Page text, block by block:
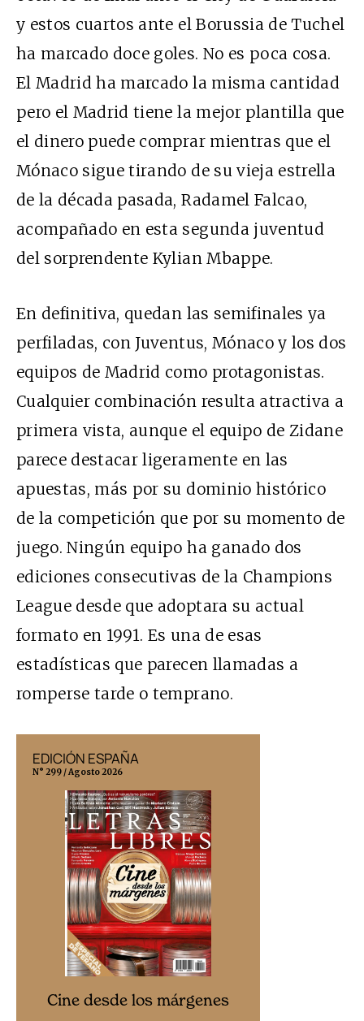
y estos cuartos ante el Borussia de Tuchel
ha marcado doce goles. No es poca cosa.
El Madrid ha marcado la misma cantidad
pero el Madrid tiene la mejor plantilla que
el dinero puede comprar mientras que el
Mónaco sigue tirando de su vieja estrella
de la década pasada, Radamel Falcao,
acompañado en esta segunda juventud
del sorprendente Kylian Mbappe.
En definitiva, quedan las semifinales ya
perfiladas, con Juventus, Mónaco y los dos
equipos de Madrid como protagonistas.
Cualquier combinación resulta atractiva a
primera vista, aunque el equipo de Zidane
parece destacar ligeramente en las
apuestas, más por su dominio histórico
de la competición que por su momento de
juego. Ningún equipo ha ganado dos
ediciones consecutivas de la Champions
League desde que adoptara su actual
formato en 1991. Es una de esas
estadísticas que parecen llamadas a
romperse tarde o temprano.
EDICIÓN ESPAÑA
N° 299 / Agosto 2026
Cine desde los márgenes